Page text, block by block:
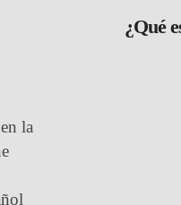
la
¿Qué